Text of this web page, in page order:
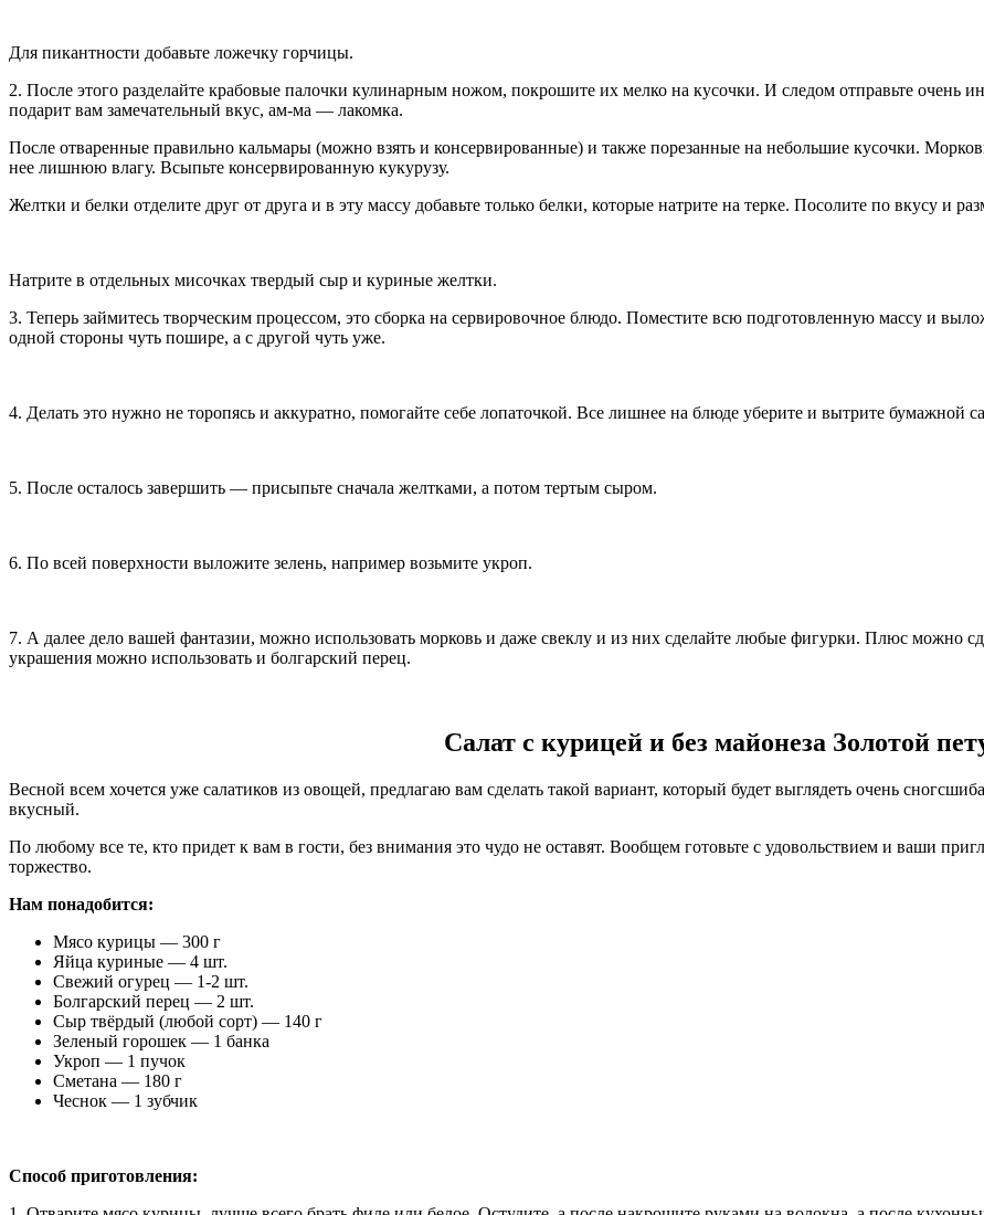
Для пикантности добавьте ложечку горчицы.
2. После этого разделайте крабовые палочки кулинарным ножом, покрошите их мелко на кусочки. И следом отправьте
подарит вам замечательный вкус, ам-ма — лакомка.
После отваренные правильно кальмары (можно взять и консервированные) и также порезанные на небольшие кусочки. Морковь
нее лишнюю влагу. Всыпьте консервированную кукурузу.
Желтки и белки отделите друг от друга и в эту массу добавьте только белки, которые натрите на терке. Посолите по вкусу и
Натрите в отдельных мисочках твердый сыр и куриные желтки.
3. Теперь займитесь творческим процессом, это сборка на сервировочное блюдо. Поместите всю подготовленную массу и
одной стороны чуть пошире, а с другой чуть уже.
4. Делать это нужно не торопясь и аккуратно, помогайте себе лопаточкой. Все лишнее на блюде уберите и вытрите бумажной
5. После осталось завершить — присыпьте сначала желтками, а потом тертым сыром.
6. По всей поверхности выложите зелень, например возьмите укроп.
7. А далее дело вашей фантазии, можно использовать морковь и даже свеклу и из них сделайте любые фигурки. Плюс можно
украшения можно использовать и болгарский перец.
Салат с курицей и без майонеза Золотой
Весной всем хочется уже салатиков из овощей, предлагаю вам сделать такой вариант, который будет выглядеть очень
вкусный.
По любому все те, кто придет к вам в гости, без внимания это чудо не оставят. Вообщем готовьте с удовольствием и ваши
торжество.
Нам понадобится:
Мясо курицы — 300 г
Яйца куриные — 4 шт.
Свежий огурец — 1-2 шт.
Болгарский перец — 2 шт.
Сыр твёрдый (любой сорт) — 140 г
Зеленый горошек — 1 банка
Укроп — 1 пучок
Сметана — 180 г
Чеснок — 1 зубчик
Способ приготовления: